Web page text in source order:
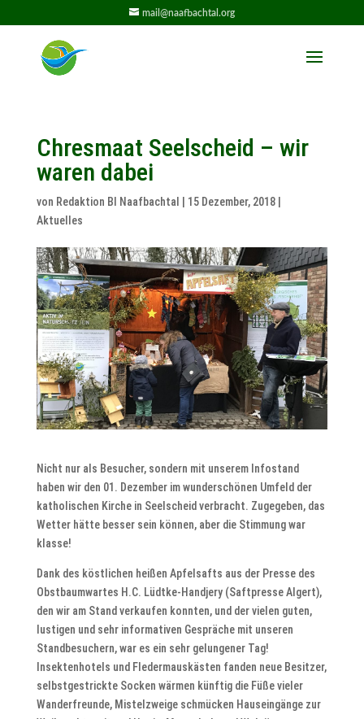
mail@naafbachtal.org
Chresmaat Seelscheid – wir
waren dabei
von Redaktion BI Naafbachtal 15 Dezember, 2018|
Aktuelles
Nicht nur als Besucher, sondern mit unserem Infostand
haben wir den 01. Dezember im wunderschönen Umfeld der
katholischen Kirche in Seelscheid verbracht. Zugegeben, das
Wetter hätte besser sein können, aber die Stimmung war
klasse!
Dank des köstlichen heißen Apfelsafts aus der Presse des
Obstbaumwartes H.C. Lüdtke-Handjery (Saftpresse Algert),
den wir am Stand verkaufen konnten, und der vielen guten,
lustigen und sehr informativen Gespräche mit unseren
Standbesuchern, war es ein sehr gelungener Tag!
Insektenhotels und Fledermauskästen fanden neue Besitzer,
selbstgestrickte Socken wärmen künftig die Füße vieler
Wanderfreunde, Mistelzweige schmücken Hauseingänge zur